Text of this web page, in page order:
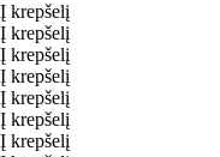
Į krepšelį
Į krepšelį
Į krepšelį
Į krepšelį
Į krepšelį
Į krepšelį
Į krepšelį